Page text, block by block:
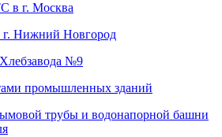
в г. Москва
г. Нижний Новгород
№9
промышленных зданий
трубы и водонапорной башни